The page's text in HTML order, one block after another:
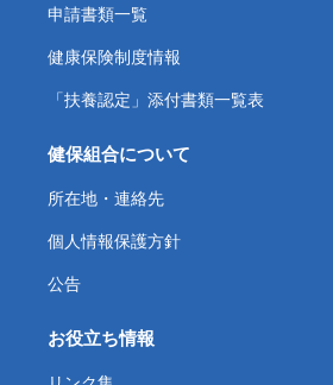
申請書類一覧
健康保険制度情報
「扶養認定」添付書類一覧表
健保組合について
所在地・連絡先
個人情報保護方針
公告
お役立ち情報